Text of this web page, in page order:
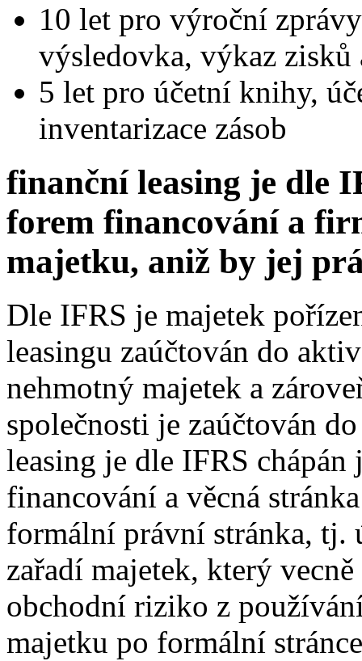
10 let pro výroční
výsledovka, výkaz zisků
5 let pro účetní knihy,
inventarizace zásob
finanční leasing je dle
forem financování a
majetku, aniž by jej
Dle IFRS je majetek
leasingu zaúčtován do
nehmotný majetek a
společnosti je zaúčtován
leasing je dle IFRS
financování a věcná
formální právní stránka, tj.
zařadí majetek, který
obchodní riziko z
majetku po formální